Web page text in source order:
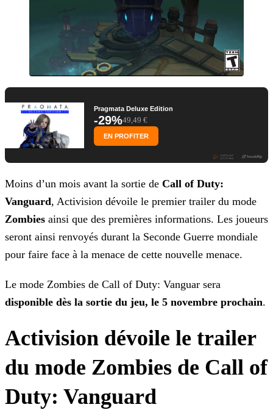
Pragmata Deluxe Edition
-29%49,49 €
EN PROFITER
Moins d’un mois avant la sortie de Call of Duty:
Vanguard, Activision dévoile le premier trailer du mode
Zombies ainsi que des premières informations. Les joueurs
seront ainsi renvoyés durant la Seconde Guerre mondiale
pour faire face à la menace de cette nouvelle menace.
Le mode Zombies de Call of Duty: Vanguar sera
disponible dès la sortie du jeu, le 5 novembre prochain.
Activision dévoile le trailer
du mode Zombies de Call of
Duty: Vanguard